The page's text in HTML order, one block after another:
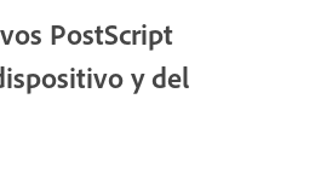
PostScript
y del